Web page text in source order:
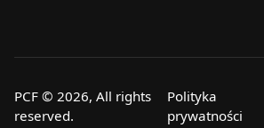
PCF © 2026, All rights
reserved.
Polityka
prywatności